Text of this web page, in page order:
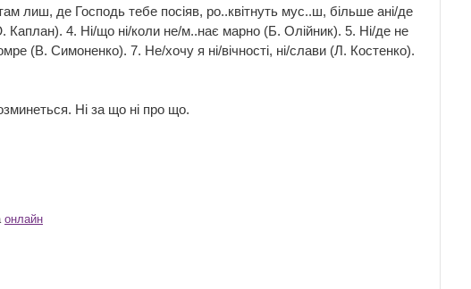
лиш, де Господь тебе посіяв, ро..квітнуть мус..ш, більше ані/де
4. Ні/що ні/коли не/м..нає марно (Б. Олійник). 5. Ні/де не
(В. Симоненко). 7. Не/хочу я ні/вічності, ні/слави (Л. Костенко).
Ні за що ні про що.
онлайн